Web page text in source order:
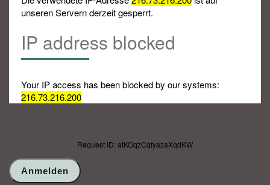
unseren Servern derzeit gesperrt.
IP address blocked
Your IP access has been blocked by our systems:
216.73.216.200
Request ID: atKOqzCqfyazaXqdKW